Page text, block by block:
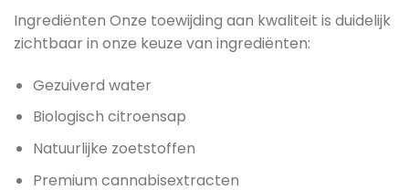
Ingrediënten Onze toewijding aan kwaliteit is duidelijk
zichtbaar in onze keuze van ingrediënten:
Gezuiverd water
Biologisch citroensap
Natuurlijke zoetstoffen
Premium cannabisextracten